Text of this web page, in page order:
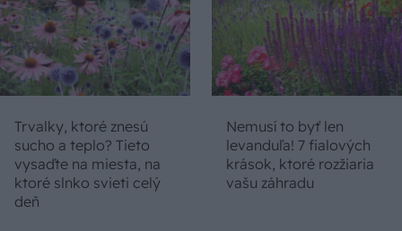
Trvalky, ktoré znesú
sucho a teplo? Tieto
vysaďte na miesta, na
ktoré slnko svieti celý
deň
Nemusí to byť len
levanduľa! 7 fialových
krások, ktoré rozžiaria
vašu záhradu